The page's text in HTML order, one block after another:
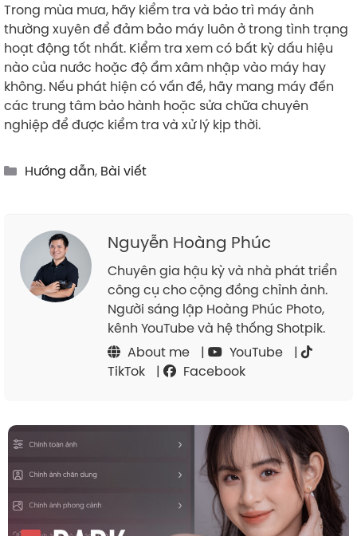
Trong mùa mưa, hãy kiểm tra và bảo trì máy ảnh
thường xuyên để đảm bảo máy luôn ở trong tình trạng
hoạt động tốt nhất. Kiểm tra xem có bất kỳ dấu hiệu
nào của nước hoặc độ ẩm xâm nhập vào máy hay
không. Nếu phát hiện có vấn đề, hãy mang máy đến
các trung tâm bảo hành hoặc sửa chữa chuyên
nghiệp để được kiểm tra và xử lý kịp thời.
Categories
Hướng dẫn, Bài viết
Nguyễn Hoàng Phúc
Chuyên gia hậu kỳ và nhà phát triển
công cụ cho cộng đồng chỉnh ảnh.
Người sáng lập Hoàng Phúc Photo,
kênh YouTube và hệ thống Shotpik.
About me
| YouTube
|
TikTok
| Facebook